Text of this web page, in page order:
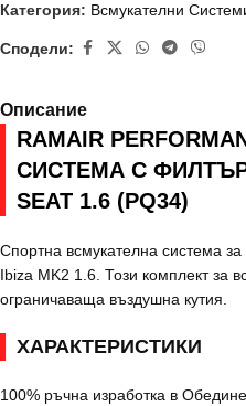
Категория: Всмукателни
Сподели:
Описание
RAMAIR
СИСТЕМА С ФИЛТЪР
SEAT 1.6 (PQ34)
Спортна всмукателна система
Ibiza MK2 1.6. Този комплект за
ограничаваща въздушна кутия.
ХАРАКТЕРИСТИКИ
100% ръчна изработка в